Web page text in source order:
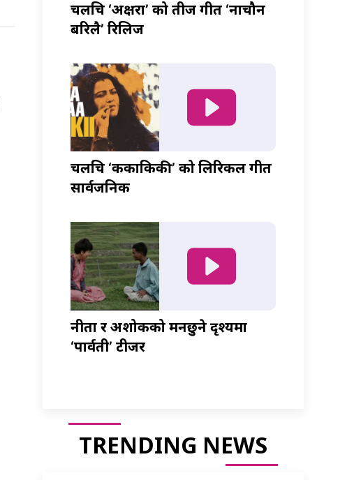
चलचित्र ‘अक्षरा’ को तीज गीत ‘नाचौन
बरिलै’ रिलिज
चलचित्र ‘ककाकिकी’ को लिरिकल गीत
सार्वजनिक
नीता र अशोकको मनछुने दृश्यमा
‘पार्वती’ टीजर
TRENDING NEWS